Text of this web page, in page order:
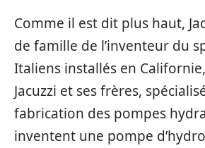
Comme il est dit plus haut,
de famille de l’inventeur du
Italiens installés en
Jacuzzi et ses frères,
fabrication des pompes
inventent une pompe